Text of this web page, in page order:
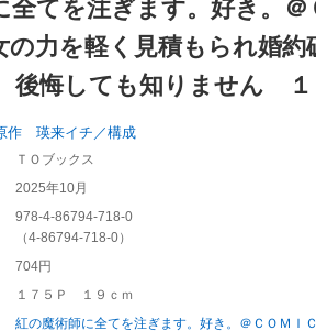
全てを注ぎます。好き。＠
力を軽く見積もられ婚約
後悔しても知りません １
作 瑛来イチ／構成
ＴＯブックス
2025年10月
978-4-86794-718-0
（4-86794-718-0）
704円
１７５Ｐ １９ｃｍ
紅の魔術師に全てを注ぎます。好き。＠ＣＯＭＩＣ